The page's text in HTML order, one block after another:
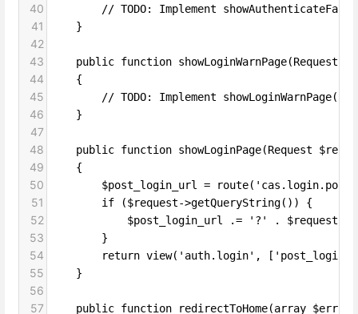
40
// TODO: Implement
41
    }
42
43
public function showLoginWarnPage(Request
44
    {
45
// TODO: Implement showLoginWarnPage()
46
    }
47
48
public function showLoginPage(Request
49
    {
50
$post_login_url =
51
        if ($request->getQueryString()) {
52
$post_login_url .= '?' . $request-
53
        }
54
return view('auth.login',
55
    }
56
57
public function redirectToHome(array